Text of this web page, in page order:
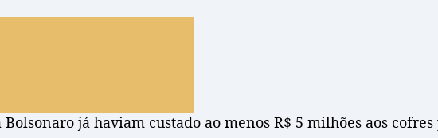
já haviam custado ao menos R$ 5 milhões aos